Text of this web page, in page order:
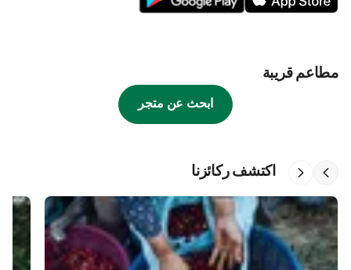
مطاعم قريبة
ابحث عن متجر
اكتشف ركائزنا